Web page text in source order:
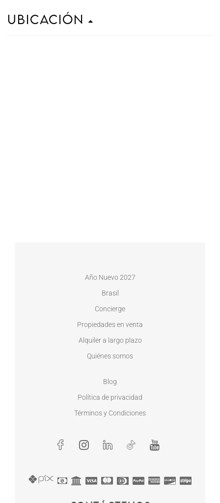
Ubicación
Año Nuevo 2027
Brasil
Concierge
Propiedades en venta
Alquiler a largo plazo
Quiénes somos
Blog
Política de privacidad
Términos y Condiciones